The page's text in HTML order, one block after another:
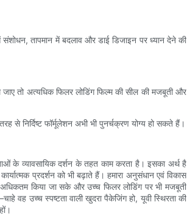
तापमान में बदलाव और डाई डिजाइन पर ध्यान देने की
तो अत्यधिक फिलर लोडिंग फिल्म की सील की मजबूती और
से निर्दिष्ट फॉर्मूलेशन अभी भी पुनर्चक्रण योग्य हो सकते हैं।
के व्यावसायिक दर्शन के तहत काम करता है। इसका अर्थ है
प्रदर्शन को भी बढ़ाते हैं। हमारा अनुसंधान एवं विकास
अधिकतम किया जा सके और उच्च फिलर लोडिंग पर भी मजबूती
वह उच्च स्पष्टता वाली खुदरा पैकेजिंग हो, यूवी स्थिरता की